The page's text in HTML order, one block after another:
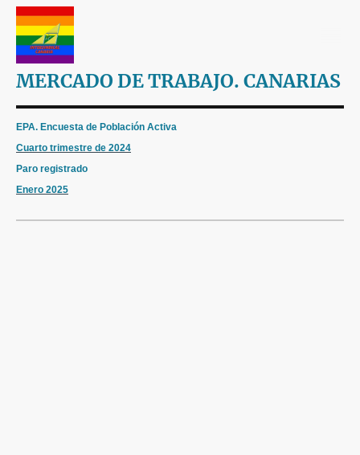
MERCADO DE TRABAJO. CANARIAS
EPA. Encuesta de Población Activa
Cuarto trimestre de 2024
Paro registrado
Enero 2025